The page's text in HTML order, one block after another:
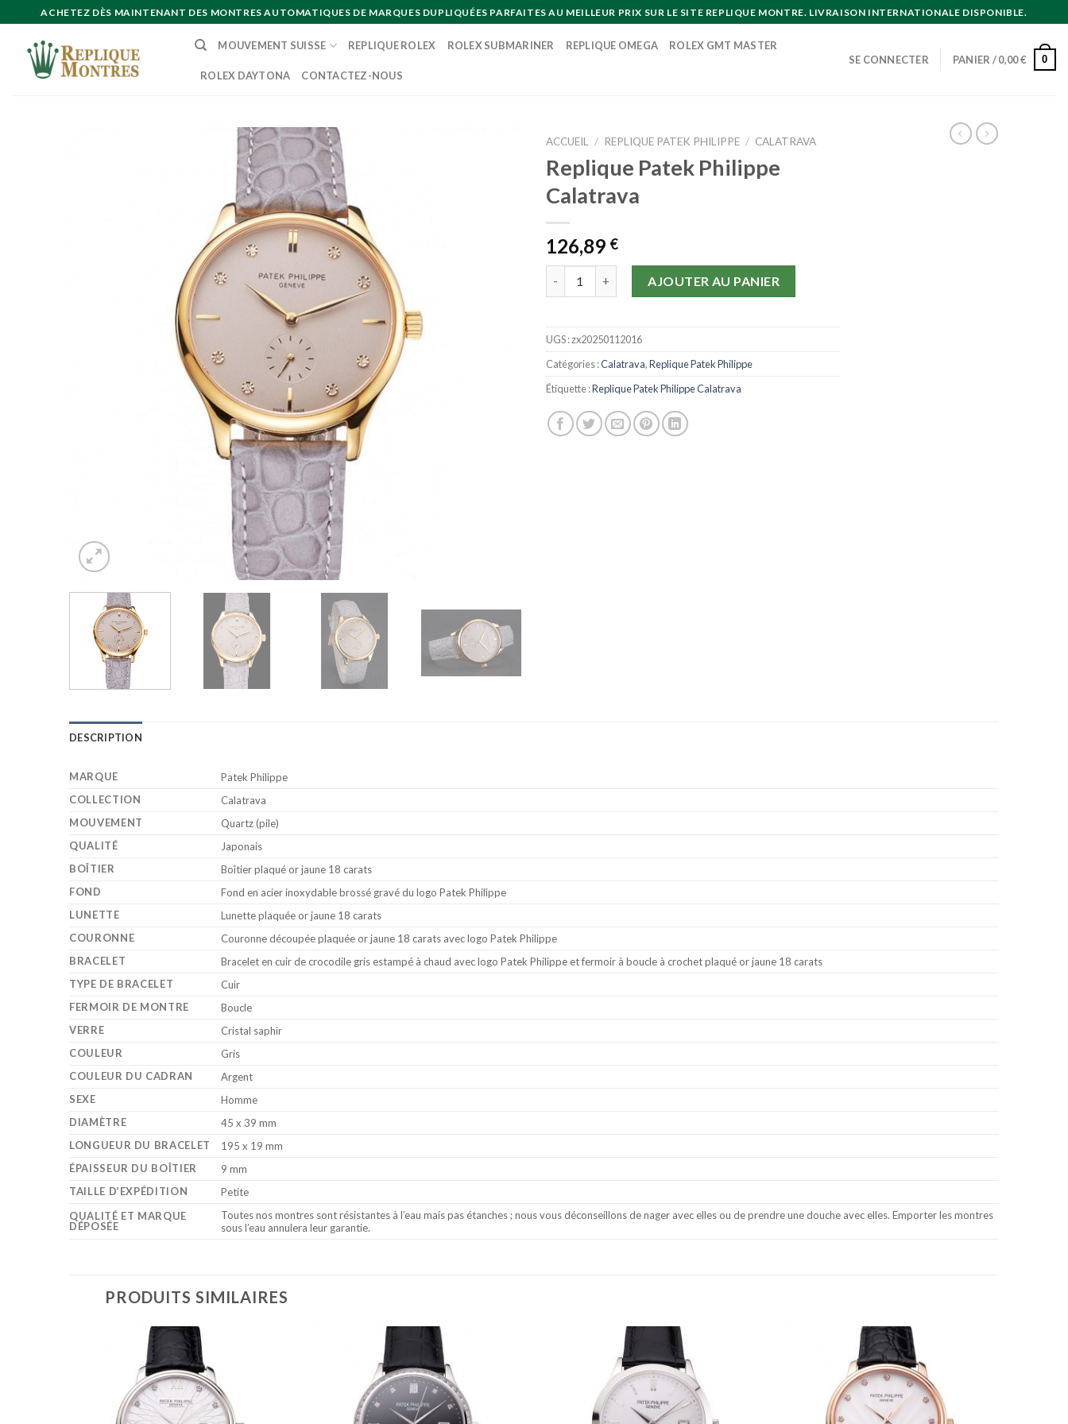
to
content
ACHETEZ DÈS MAINTENANT DES MONTRES AUTOMATIQUES DE MARQUES DUPLIQUÉES PARFAITES AU MEILLEUR PRIX SUR LE SITE REPLIQUE MONTRE. LIVRAISON INTERNATIONALE DISPONIBLE.
MOUVEMENT SUISSE REPLIQUE ROLEX ROLEX SUBMARINER REPLIQUE OMEGA ROLEX GMT MASTER
ROLEX DAYTONA CONTACTEZ-NOUS
SE CONNECTER PANIER /0,00€ 0
ACCUEIL / REPLIQUE PATEK PHILIPPE / CALATRAVA
Replique Patek Philippe
Calatrava
126,89 €
AJOUTER AU PANIER
UGS :zx20250112016
Catégories :Calatrava,Replique Patek Philippe
Étiquette :Replique Patek Philippe Calatrava
DESCRIPTION
MARQUE
Patek Philippe
COLLECTION
Calatrava
MOUVEMENT
Quartz (pile)
QUALITÉ
Japonais
BOÎTIER
Boîtier plaqué or jaune 18 carats
FOND
Fond en acier inoxydable brossé gravé du logo Patek Philippe
LUNETTE
Lunette plaquée or jaune 18 carats
COURONNE
Couronne découpée plaquée or jaune 18 carats avec logo Patek Philippe
BRACELET
Bracelet en cuir de crocodile gris estampé à chaud avec logo Patek Philippe et fermoir à boucle à crochet plaqué or jaune 18 carats
TYPE DE BRACELET
Cuir
FERMOIR DE MONTRE
Boucle
VERRE
Cristal saphir
COULEUR
Gris
COULEUR DU CADRAN
Argent
SEXE
Homme
DIAMÈTRE
45 x 39 mm
LONGUEUR DU BRACELET
195 x 19 mm
ÉPAISSEUR DU BOÎTIER
9 mm
TAILLE D’EXPÉDITION
Petite
QUALITÉ ET MARQUE
DÉPOSÉE
Toutes nos montres sont résistantes à l’eau mais pas étanches ; nous vous déconseillons de nager avec elles ou de prendre une douche avec elles. Emporter les montres
sous l’eau annulera leur garantie.
PRODUITS SIMILAIRES